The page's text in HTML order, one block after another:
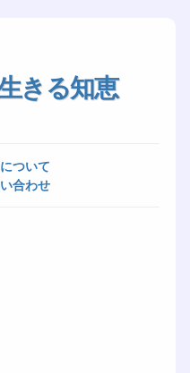
きる知恵
ついて
合わせ